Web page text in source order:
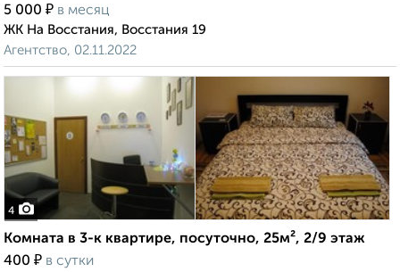
5 000 ₽ в месяц
ЖК На Восстания, Восстания 19
Агентство, 02.11.2022
4
Комната в 3-к квартире, посуточно, 25м², 2/9 этаж
400 ₽ в сутки